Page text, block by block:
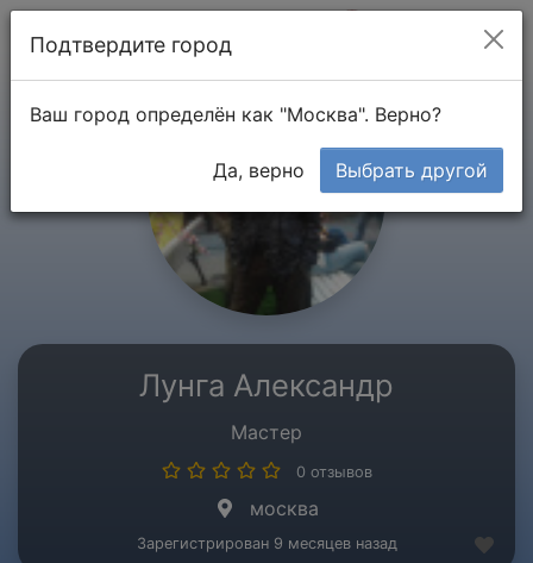
Лунга Александр
Мастер
0 отзывов
москва
Зарегистрирован 9 месяцев назад
Подтвердите город
Ваш город определён как "Москва". Верно?
Да, верно Выбрать другой